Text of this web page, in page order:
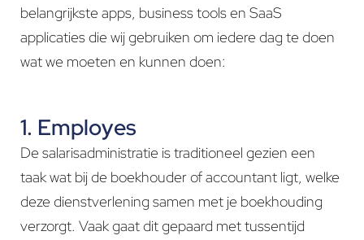
belangrijkste apps, business tools en SaaS
applicaties die wij gebruiken om iedere dag te doen
wat we moeten en kunnen doen:
1. Employes
De salarisadministratie is traditioneel gezien een
taak wat bij de boekhouder of accountant ligt, welke
deze dienstverlening samen met je boekhouding
verzorgt. Vaak gaat dit gepaard met tussentijd